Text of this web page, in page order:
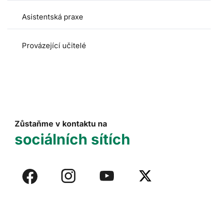
Asistentská praxe
Provázející učitelé
Zůstaňme v kontaktu na
sociálních sítích